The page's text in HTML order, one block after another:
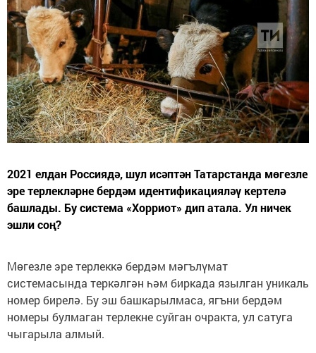
2021 елдан Россиядә, шул исәптән Татарстанда мөгезле
эре терлекләрне бердәм идентификацияләү кертелә
башлады. Бу система «Хорриот» дип атала. Ул ничек
эшли соң?
Мөгезле эре терлеккә бердәм мәгълүмат
системасында теркәлгән һәм биркада язылган уникаль
номер бирелә. Бу эш башкарылмаса, ягъни бердәм
номеры булмаган терлекне суйган очракта, ул сатуга
чыгарыла алмый.